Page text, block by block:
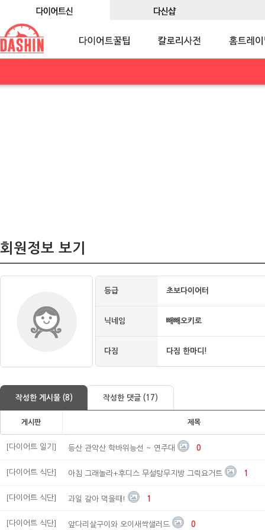
회원정보 보기
등급 초보다이어터
닉네임 빼빼오키로
다짐 다짐 한마디!
작성한 게시물 (8) 작성한 댓글 (17)
게시판 제목
[다이어트 일기] 등산 관악산 학바위능선 ~ 연주대 0
[다이어트 식단] 아침 그래놀라+후디스 무설탕무지방 그릭요거트 1
[다이어트 식단] 과일 갈아 먹을때! 1
[다이어트 식단] 앞다리살구이와 오이새싹샐러드 0